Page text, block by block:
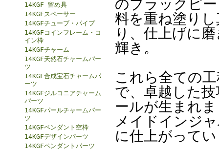
14KGF 留め具
14KGFスペーサー
14KGFチューブ・パイプ
14KGFコインフレーム・コ
イン枠
14KGFチャーム
14KGF天然石チャームパー
ツ
14KGF合成宝石チャームパ
ーツ
14KGFジルコニアチャーム
パーツ
14KGFパールチャームパー
ツ
14KGFペンダント空枠
14KGFデザインパーツ
14KGFペンダントパーツ
のブラックピ
料を重ね塗り
り、仕上げに
輝き。
これら全ての
で、卓越した
ールが生まれ
メイドインジ
に仕上がって